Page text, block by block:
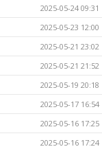
2025-05-24 09:31
2025-05-23 12:00
2025-05-21 23:02
2025-05-21 21:52
2025-05-19 20:18
2025-05-17 16:54
2025-05-16 17:25
2025-05-16 17:24